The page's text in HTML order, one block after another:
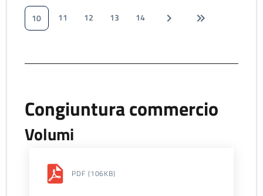
10
11 12 13 14
Congiuntura commercio
Volumi
PDF (106KB)